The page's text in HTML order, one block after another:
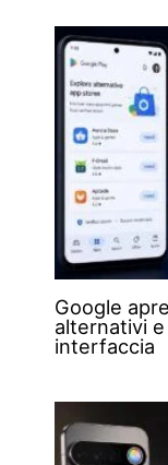
Google
alternativi
interfaccia